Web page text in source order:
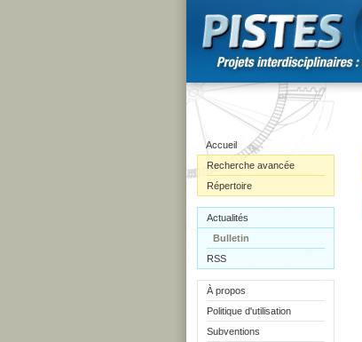
Accueil
Recherche avancée
Répertoire
Actualités
Bulletin
RSS
À propos
Politique d'utilisation
Subventions